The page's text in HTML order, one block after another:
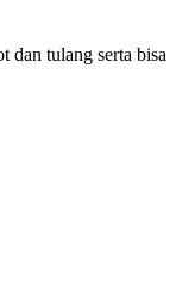
dan tulang serta bisa